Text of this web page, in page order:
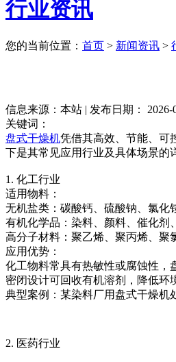
行业资讯
您的当前位置： 首页 > 新闻资讯 >
信息来源：本站 | 发布日期： 2026-
关键词：
盘式干燥机凭借其高效、节能、可
下是其常见应用行业及具体场景的
1. 化工行业
适用物料：
无机盐类：碳酸钙、硫酸钠、氯化
有机化学品：染料、颜料、催化剂
高分子材料：聚乙烯、聚丙烯、聚
应用优势：
化工物料常具有热敏性或腐蚀性，
密闭设计可回收有机溶剂，降低环
典型案例：某染料厂用盘式干燥机
2. 医药行业